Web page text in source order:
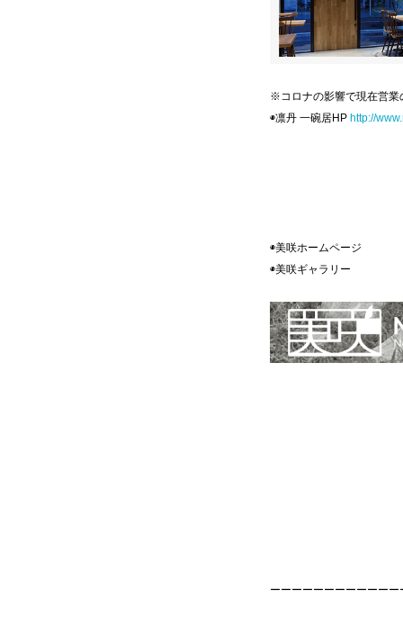
※コロナの影響で現在営業
◉凛丹 一碗居HP http://
◉美咲ホームペ
◉美咲ギャラ
ーーーーーーーーーーー